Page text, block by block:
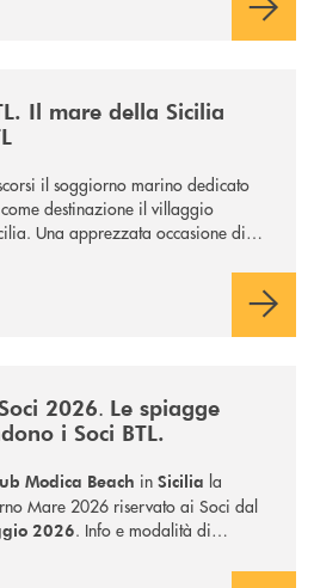
Il mare della Sicilia
il soggiorno marino dedicato
destinazione il villaggio
Una apprezzata occasione di
2026. Le spiagge
i Soci BTL.
Modica Beach in Sicilia la
Mare 2026 riservato ai Soci dal
2026. Info e modalità di